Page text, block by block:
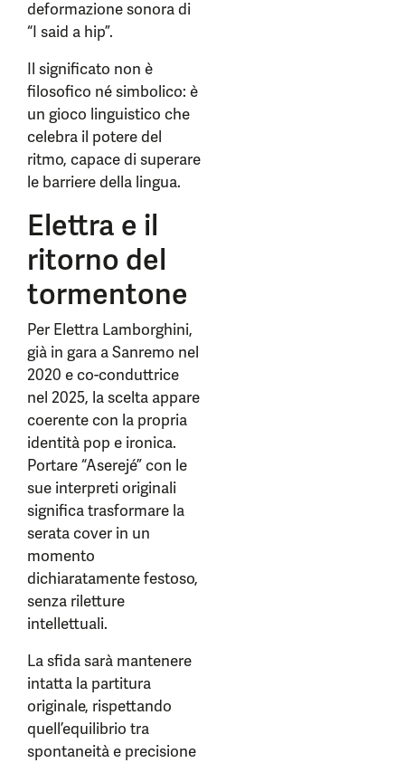
deformazione sonora di
“I said a hip”.
Il significato non è
filosofico né simbolico: è
un gioco linguistico che
celebra il potere del
ritmo, capace di superare
le barriere della lingua.
Elettra e il
ritorno del
tormentone
Per Elettra Lamborghini,
già in gara a Sanremo nel
2020 e co-conduttrice
nel 2025, la scelta appare
coerente con la propria
identità pop e ironica.
Portare “Aserejé” con le
sue interpreti originali
significa trasformare la
serata cover in un
momento
dichiaratamente festoso,
senza riletture
intellettuali.
La sfida sarà mantenere
intatta la partitura
originale, rispettando
quell’equilibrio tra
spontaneità e precisione